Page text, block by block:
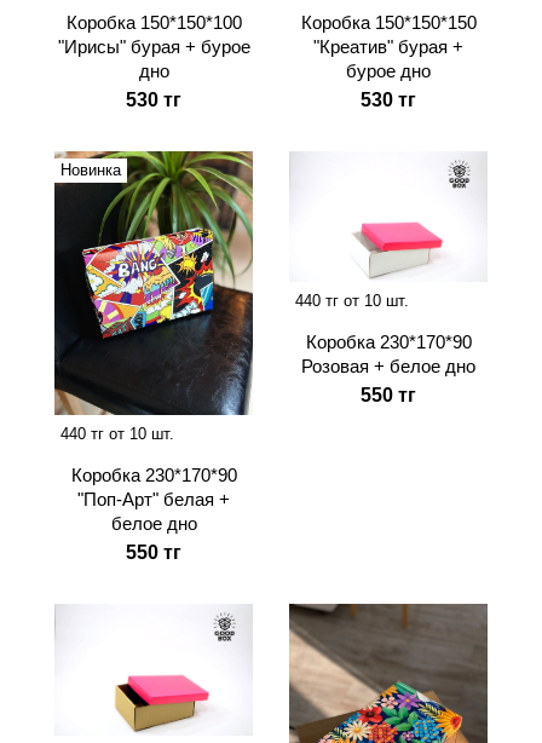
Коробка 150*150*100
"Ирисы" бурая + бурое
дно
530 тг
Коробка 150*150*150
"Креатив" бурая +
бурое дно
530 тг
440 тг от 10 шт.
Новинка
Коробка 230*170*90
"Поп-Арт" белая +
белое дно
550 тг
440 тг от 10 шт.
Коробка 230*170*90
Розовая + белое дно
550 тг